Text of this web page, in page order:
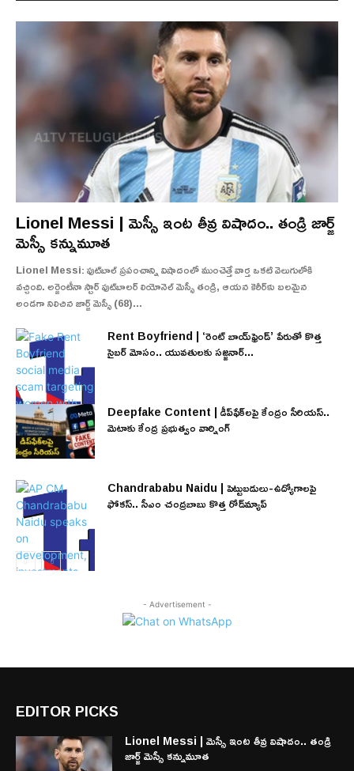
Lionel Messi | మెస్సీ ఇంట తీవ్ర విషాదం.. తండ్రి జార్జ్
మెస్సీ కన్నుమూత
Lionel Messi: ఫుట్‌బాల్ ప్రపంచాన్ని విషాదంలో ముంచెత్తే వార్త ఒకటి వెలుగులోకి
వచ్చింది. అర్జెంటీనా స్టార్ ఫుట్‌బాలర్ లియోనెల్ మెస్సీ తండ్రి, ఆయన కెరీర్‌కు బలమైన
అండగా నిలిచిన జార్జ్ మెస్సీ (68)...
Rent Boyfriend | ‘రెంట్ బాయ్‌ఫ్రెండ్’ పేరుతో కొత్త
సైబర్ మోసం.. యువతులకు సజ్జనార్...
Deepfake Content | డీప్‌ఫేక్‌లపై కేంద్రం సీరియస్..
మెటాకు కేంద్ర ప్రభుత్వం వార్నింగ్
Chandrababu Naidu | పెట్టుబడులు-ఉద్యోగాలపై
ఫోకస్.. సీఎం చంద్రబాబు కొత్త రోడ్‌మ్యాప్
- Advertisement -
EDITOR PICKS
Lionel Messi | మెస్సీ ఇంట తీవ్ర విషాదం.. తండ్రి
జార్జ్ మెస్సీ కన్నుమూత